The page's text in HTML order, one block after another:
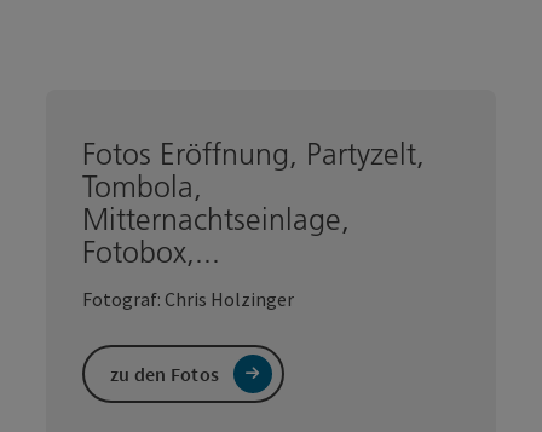
Fotos Eröffnung, Partyzelt,
Tombola,
Mitternachtseinlage,
Fotobox,...
Fotograf: Chris Holzinger
zu den Fotos